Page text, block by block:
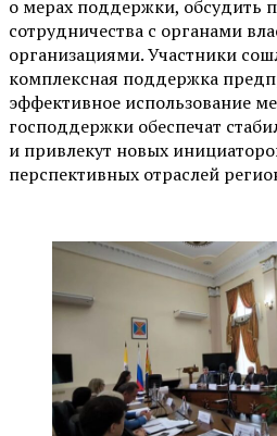
о мерах поддержки, обсудить
сотрудничества с органами
организациями. Участники
комплексная поддержка
эффективное использование
господдержки обеспечат
и привлекут новых
перспективных отраслей